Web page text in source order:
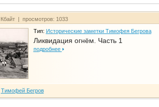
| просмотров: 1033
Тип: Исторические заметки Тимофея Бегрова
Ликвидация огнём. Часть 1
подробнее
Тимофей Бегров